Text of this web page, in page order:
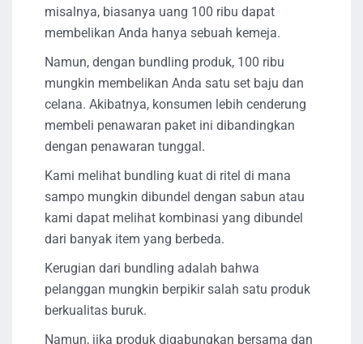
misalnya, biasanya uang 100 ribu dapat
membelikan Anda hanya sebuah kemeja.
Namun, dengan bundling produk, 100 ribu
mungkin membelikan Anda satu set baju dan
celana. Akibatnya, konsumen lebih cenderung
membeli penawaran paket ini dibandingkan
dengan penawaran tunggal.
Kami melihat bundling kuat di ritel di mana
sampo mungkin dibundel dengan sabun atau
kami dapat melihat kombinasi yang dibundel
dari banyak item yang berbeda.
Kerugian dari bundling adalah bahwa
pelanggan mungkin berpikir salah satu produk
berkualitas buruk.
Namun, jika produk digabungkan bersama dan